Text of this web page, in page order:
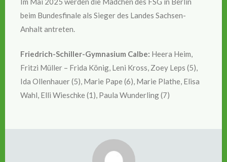
beim Bundesfinale als Sieger des Landes Sachsen-
Anhalt antreten.
Friedrich-Schiller-Gymnasium Calbe: Heera Heim,
Fritzi Müller – Frida König, Leni Kross, Zoey Leps (5),
Ida Ollenhauer (5), Marie Pape (6), Marie Plathe, Elisa
Wahl, Elli Wieschke (1), Paula Wunderling (7)